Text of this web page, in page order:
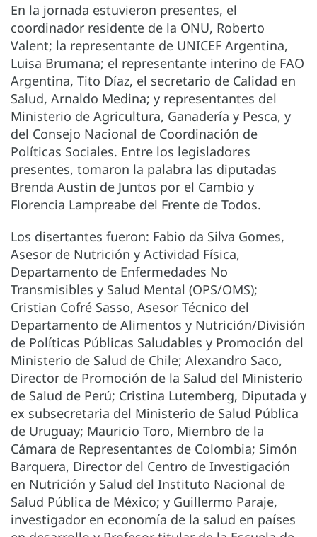
En la jornada estuvieron presentes, el
coordinador residente de la ONU, Roberto
Valent; la representante de UNICEF Argentina,
Luisa Brumana; el representante interino de FAO
Argentina, Tito Díaz, el secretario de Calidad en
Salud, Arnaldo Medina; y representantes del
Ministerio de Agricultura, Ganadería y Pesca, y
del Consejo Nacional de Coordinación de
Políticas Sociales. Entre los legisladores
presentes, tomaron la palabra las diputadas
Brenda Austin de Juntos por el Cambio y
Florencia Lampreabe del Frente de Todos.
Los disertantes fueron: Fabio da Silva Gomes,
Asesor de Nutrición y Actividad Física,
Departamento de Enfermedades No
Transmisibles y Salud Mental (OPS/OMS);
Cristian Cofré Sasso, Asesor Técnico del
Departamento de Alimentos y Nutrición/División
de Políticas Públicas Saludables y Promoción del
Ministerio de Salud de Chile; Alexandro Saco,
Director de Promoción de la Salud del Ministerio
de Salud de Perú; Cristina Lutemberg, Diputada y
ex subsecretaria del Ministerio de Salud Pública
de Uruguay; Mauricio Toro, Miembro de la
Cámara de Representantes de Colombia; Simón
Barquera, Director del Centro de Investigación
en Nutrición y Salud del Instituto Nacional de
Salud Pública de México; y Guillermo Paraje,
investigador en economía de la salud en países